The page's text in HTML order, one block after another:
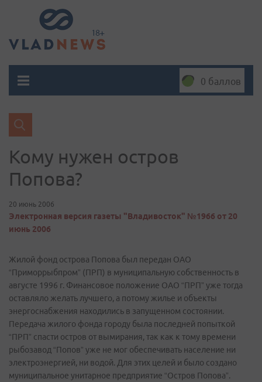
0 баллов
Кому нужен остров
Попова?
20 июнь 2006
Электронная версия газеты "Владивосток" №1966 от 20
июнь 2006
Жилой фонд острова Попова был передан ОАО
“Приморрыбпром” (ПРП) в муниципальную собственность в
августе 1996 г. Финансовое положение ОАО “ПРП” уже тогда
оставляло желать лучшего, а потому жилье и объекты
энергоснабжения находились в запущенном состоянии.
Передача жилого фонда городу была последней попыткой
“ПРП” спасти остров от вымирания, так как к тому времени
рыбозавод “Попов” уже не мог обеспечивать население ни
электроэнергией, ни водой. Для этих целей и было создано
муниципальное унитарное предприятие “Остров Попова”.